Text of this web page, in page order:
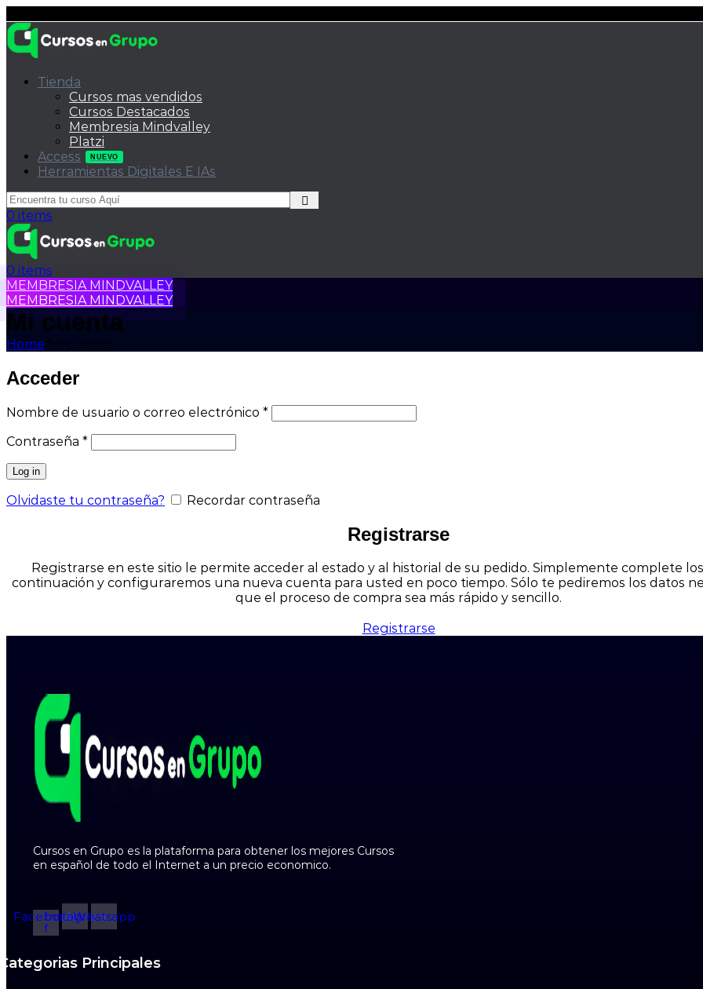
Tienda
Cursos mas vendidos
Cursos Destacados
Membresia Mindvalley
Platzi
Access
NUEVO
Herramientas Digitales E IAs
0 items
0 items
MEMBRESIA MINDVALLEY
MEMBRESIA MINDVALLEY
Mi cuenta
Home/Mi cuenta
Acceder
Nombre de usuario o correo electrónico *Obligatorio
Contraseña *Obligatorio
Log in
Olvidaste tu contraseña? Recordar contraseña
Registrarse
Registrarse en este sitio le permite acceder al estado y al historial de su pedido. Simplemente complete
continuación y configuraremos una nueva cuenta para usted en poco tiempo. Sólo te pediremos los datos
que el proceso de compra sea más rápido y sencillo.
Registrarse
Cursos en Grupo es la plataforma para obtener los mejores Cursos
en español de todo el Internet a un precio economico.
Facebook-
f
Instagram
Whatsapp
Principales